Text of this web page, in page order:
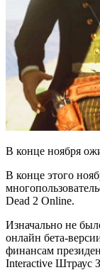
В конце ноября
В конце этого
Dead 2 Online.
Изначально не
онлайн бета-
финансам
Interactive Штраус